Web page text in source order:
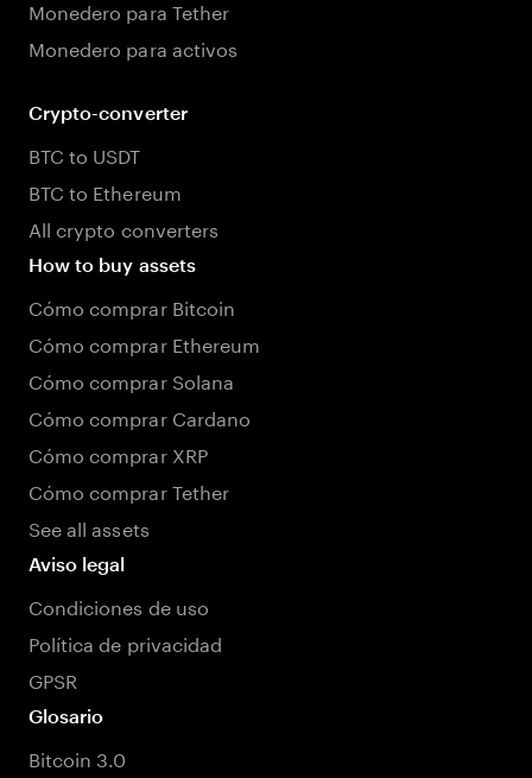
Monedero para Tether
Monedero para activos
Crypto-converter
BTC to USDT
BTC to Ethereum
All crypto converters
How to buy assets
Cómo comprar Bitcoin
Cómo comprar Ethereum
Cómo comprar Solana
Cómo comprar Cardano
Cómo comprar XRP
Cómo comprar Tether
See all assets
Aviso legal
Condiciones de uso
Política de privacidad
GPSR
Glosario
Bitcoin 3.0